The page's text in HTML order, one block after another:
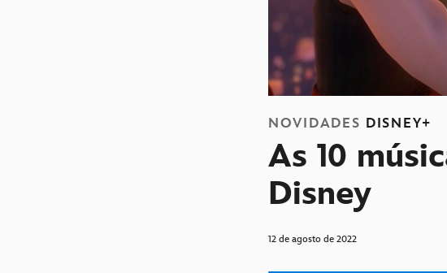
NOVIDADES DISNEY+
As 10
Disney
12 de agosto de 2022